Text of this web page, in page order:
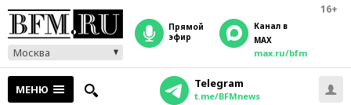
16+
Москва
прямой
эфир
Канал в
MAX
max.ru/bfm
МЕНЮ Telegram
t.me/BFMnews